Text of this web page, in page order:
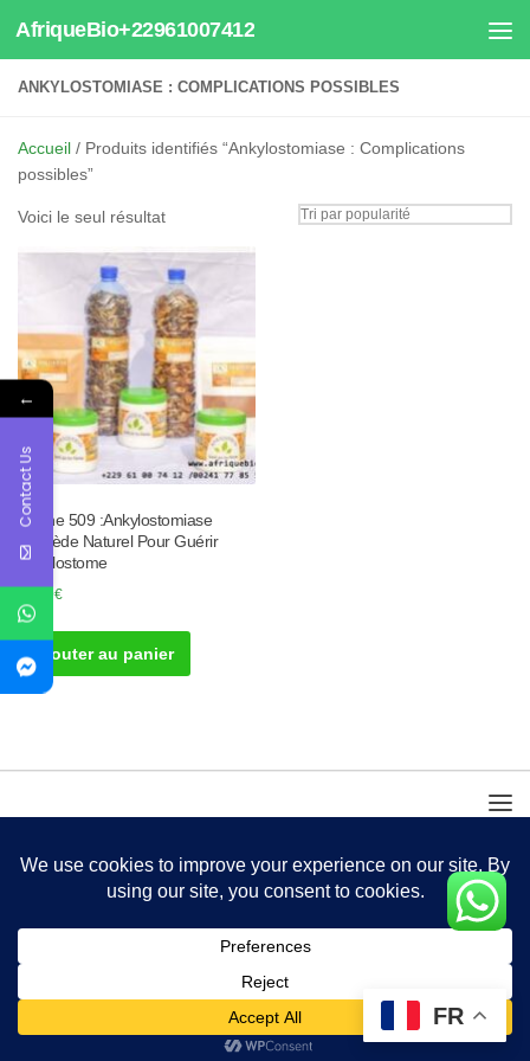
Au dessous du contenu
AfriqueBio+22961007412
ANKYLOSTOMIASE : COMPLICATIONS POSSIBLES
Accueil / Produits identifiés “Ankylostomiase : Complications
possibles”
Voici le seul résultat
Tisane 509 :Ankylostomiase
Remède Naturel Pour Guérir
Ankylostome
50.00€
Ajouter au panier
FR
←
Contact Us